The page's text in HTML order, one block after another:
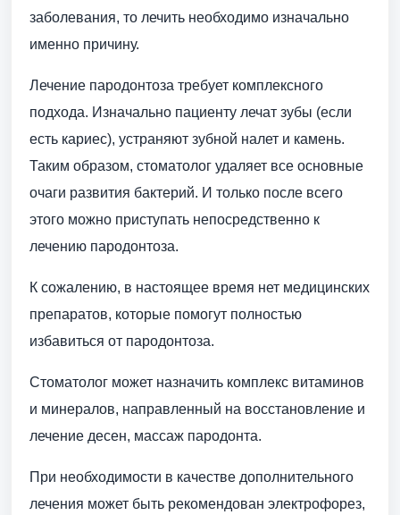
заболевания, то лечить необходимо изначально
именно причину.
Лечение пародонтоза требует комплексного
подхода. Изначально пациенту лечат зубы (если
есть кариес), устраняют зубной налет и камень.
Таким образом, стоматолог удаляет все основные
очаги развития бактерий. И только после всего
этого можно приступать непосредственно к
лечению пародонтоза.
К сожалению, в настоящее время нет медицинских
препаратов, которые помогут полностью
избавиться от пародонтоза.
Стоматолог может назначить комплекс витаминов
и минералов, направленный на восстановление и
лечение десен, массаж пародонта.
При необходимости в качестве дополнительного
лечения может быть рекомендован электрофорез,